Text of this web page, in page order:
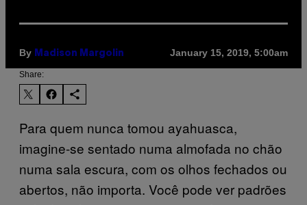
By Madison Margolin January 15, 2019, 5:00am
Share:
Para quem nunca tomou ayahuasca,
imagine-se sentado numa almofada no chão
numa sala escura, com os olhos fechados ou
abertos, não importa. Você pode ver padrões